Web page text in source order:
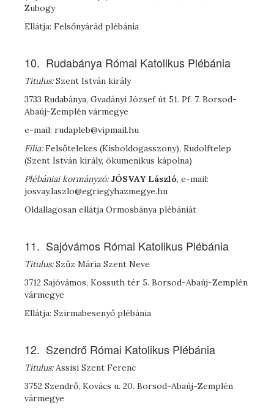
Zubogy
Ellátja: Felsőnyárád plébánia
10. Rudabánya Római Katolikus Plébánia
Titulus:Szent István király
3733 Rudabánya, Gvadányi József út 51. Pf. 7. Borsod-
Abaúj-Zemplén vármegye
e-mail: rudapleb@vipmail.hu
Filia:Felsőtelekes (Kisboldogasszony), Rudolftelep
(Szent István király, ökumenikus kápolna)
Plébániai kormányzó: JÓSVAY László, e-mail:
josvay.laszlo@egriegyhazmegye.hu
Oldallagosan ellátja Ormosbánya plébániát
11. Sajóvámos Római Katolikus Plébánia
Titulus:Szűz Mária Szent Neve
3712 Sajóvámos, Kossuth tér 5. Borsod-Abaúj-Zemplén
vármegye
Ellátja: Szirmabesenyő plébánia
12. Szendrő Római Katolikus Plébánia
Titulus: Assisi Szent Ferenc
3752 Szendrő, Kovács u. 20. Borsod-Abaúj-Zemplén
vármegye